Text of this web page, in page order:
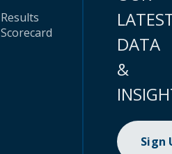
Results
Scorecard
DATA
&
Sign